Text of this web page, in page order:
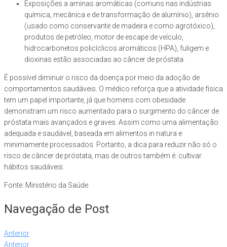
Exposições a aminas aromáticas (comuns nas indústrias
química, mecânica e de transformação de alumínio), arsênio
(usado como conservante de madeira e como agrotóxico),
produtos de petróleo, motor de escape de veículo,
hidrocarbonetos policíclicos aromáticos (HPA), fuligem e
dioxinas estão associadas ao câncer de próstata.
É possível diminuir o risco da doença por meio da adoção de
comportamentos saudáveis. O médico reforça que a atividade física
tem um papel importante, já que homens com obesidade
demonstram um risco aumentado para o surgimento do câncer de
próstata mais avançados e graves. Assim como uma alimentação
adequada e saudável, baseada em alimentos in natura e
minimamente processados. Portanto, a dica para reduzir não só o
risco de câncer de próstata, mas de outros também é: cultivar
hábitos saudáveis.
Fonte: Ministério da Saúde
Navegação de Post
Anterior
Anterior